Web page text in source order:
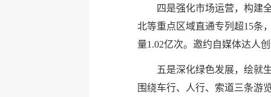
四是强化市场运营，构建
北等重点区域直通专列超15条
量1.02亿次。邀约自媒体达人
五是深化绿色发展，绘就
围绕车行、人行、索道三条游